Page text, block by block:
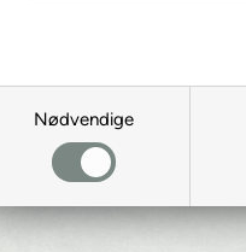
Nødvendige